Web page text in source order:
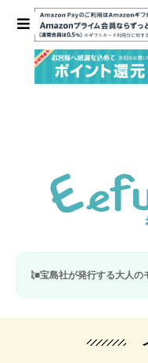
宝島社が発行する大人のモノ雑誌